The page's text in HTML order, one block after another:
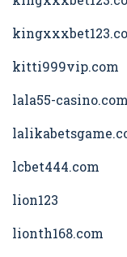
kitti999vip.com
lala55-casino.com
lcbet444.com
lion123
lionth168.com